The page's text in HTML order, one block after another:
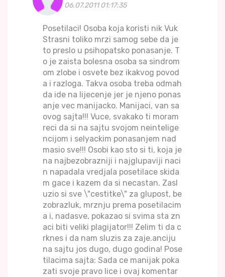
06.07.2011 01:17:35
Posetilaci! Osoba koja koristi nik Vuk
Strasni toliko mrzi samog sebe da je
to preslo u psihopatsko ponasanje. T
o je zaista bolesna osoba sa sindrom
om zlobe i osvete bez ikakvog povod
a i razloga. Takva osoba treba odmah
da ide na lijecenje jer je njeno ponas
anje vec manijacko. Manijaci, van sa
ovog sajta!!! Vuce, svakako ti moram
reci da si na sajtu svojom neintelige
ncijom i selyackim ponasanjem nad
masio sve!!! Osobi kao sto si ti, koja je
na najbezobrazniji i najglupaviji naci
n napadala vredjala posetilace skida
m gace i kazem da si necastan. Zasl
uzio si sve \"cestitke\" za glupost, be
zobrazluk, mrznju prema posetilacim
a i, nadasve, pokazao si svima sta zn
aci biti veliki plagijator!!! Zelim ti da c
rknes i da nam sluzis za zaje.anciju
na sajtu jos dugo, dugo godina! Pose
tilacima sajta: Sada ce manijak poka
zati svoje pravo lice i ovaj komentar